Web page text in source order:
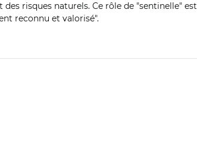
des risques naturels. Ce rôle de "sentinelle"
reconnu et valorisé".